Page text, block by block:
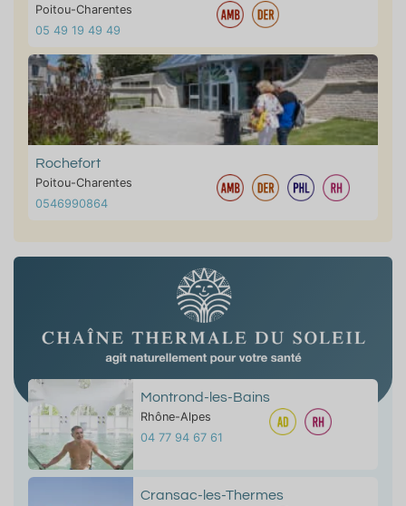
Poitou-Charentes
05 49 19 49 49
Rochefort
Poitou-Charentes
0546990864
Montrond-les-Bains
Rhône-Alpes
04 77 94 67 61
Cransac-les-Thermes